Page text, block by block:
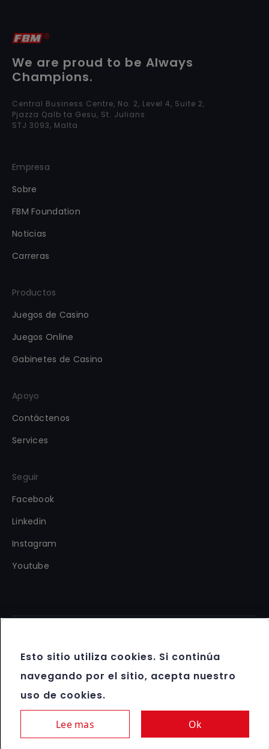
We are proud to be Always
Champions.
Central Business Centre, No. 2, Level 4, Suite 2,
Pjazza Qalb ta Gesu, St. Julians
STJ 3093, Malta
Empresa
Sobre
FBM Foundation
Noticias
Carreras
Productos
Juegos de Casino
Juegos Online
Gabinetes de Casino
Apoyo
Contáctenos
Services
Seguir
Facebook
Linkedin
Instagram
Youtube
derechos.
Términos y condiciones
Protección de datos y política de cookies
Juego responsable
Esto sitio utiliza cookies. Si continúa
navegando por el sitio, acepta nuestro
uso de cookies.
Lee mas Ok